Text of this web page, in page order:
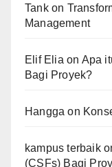
Tankon
Management
Elif Elia on Apa
Bagi Proyek?
Hangga on
kampus terbaik
(CSFs) Bagi